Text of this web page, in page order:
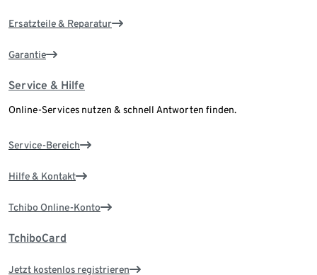
Ersatzteile & Reparatur
Garantie
Service & Hilfe
Online-Services nutzen & schnell Antworten finden.
Service-Bereich
Hilfe & Kontakt
Tchibo Online-Konto
TchiboCard
Jetzt kostenlos registrieren